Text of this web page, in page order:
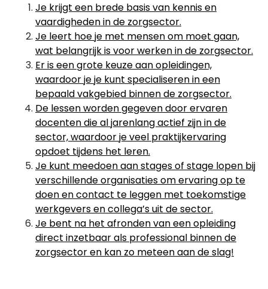
Je krijgt een brede basis van kennis en
vaardigheden in de zorgsector.
Je leert hoe je met mensen om moet gaan,
wat belangrijk is voor werken in de zorgsector.
Er is een grote keuze aan opleidingen,
waardoor je je kunt specialiseren in een
bepaald vakgebied binnen de zorgsector.
De lessen worden gegeven door ervaren
docenten die al jarenlang actief zijn in de
sector, waardoor je veel praktijkervaring
opdoet tijdens het leren.
Je kunt meedoen aan stages of stage lopen bij
verschillende organisaties om ervaring op te
doen en contact te leggen met toekomstige
werkgevers en collega’s uit de sector.
Je bent na het afronden van een opleiding
direct inzetbaar als professional binnen de
zorgsector en kan zo meteen aan de slag!